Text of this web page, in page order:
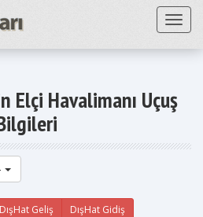
Elçi Havalimanı Uçuş
DışHat Geliş DışHat Gidiş